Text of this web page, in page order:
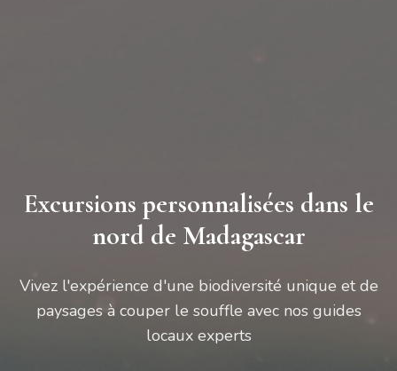
Excursions personnalisées dans le
nord de Madagascar
Vivez l'expérience d'une biodiversité unique et de
paysages à couper le souffle avec nos guides
locaux experts